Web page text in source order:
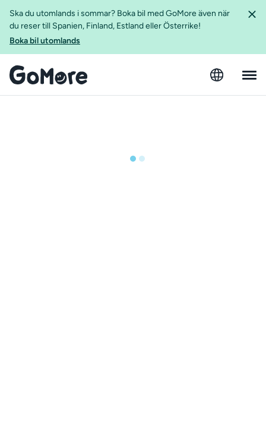
Ska du utomlands i sommar? Boka bil med GoMore även när
du reser till Spanien, Finland, Estland eller Österrike!
Boka bil utomlands